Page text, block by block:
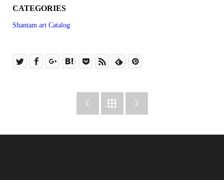
CATEGORIES
Shantam art Catalog
  